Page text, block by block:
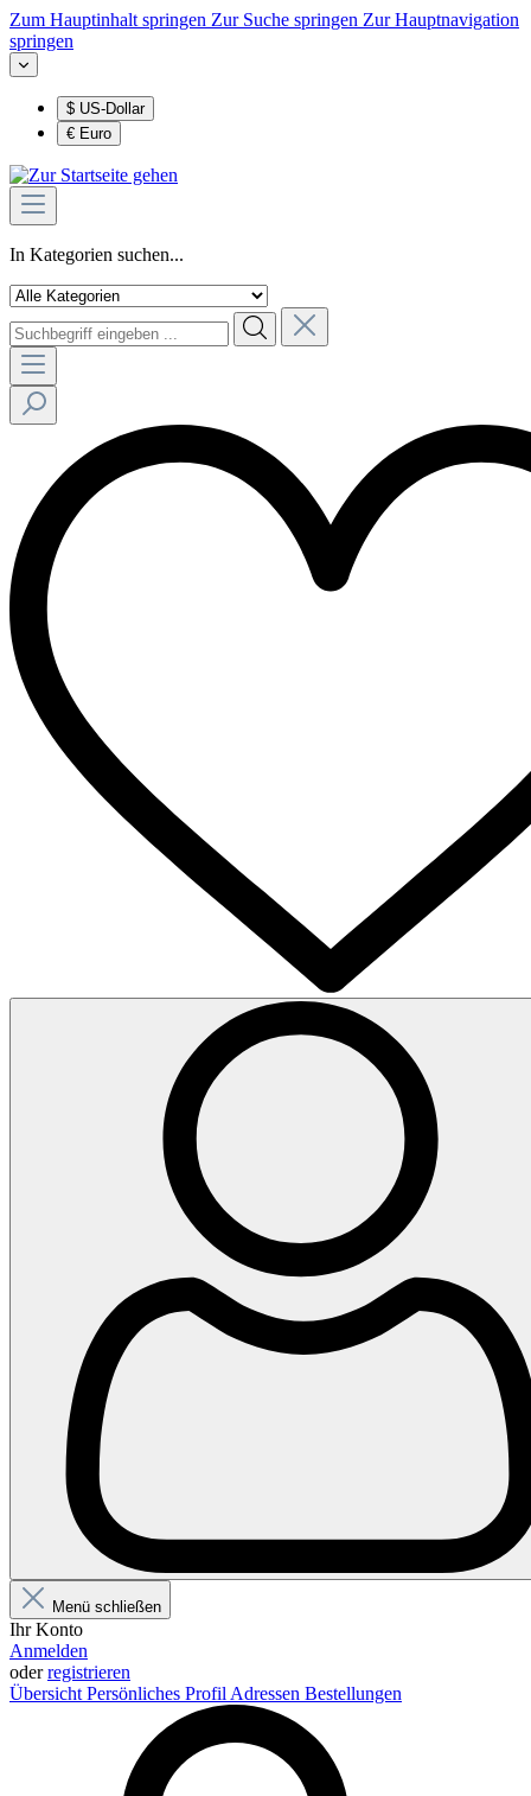
Zum Hauptinhalt springen Zur Suche springen Zur Hauptnavigation
springen
$ US-Dollar
€ Euro
In Kategorien suchen...
Menü schließen
Ihr Konto
Anmelden
oderregistrieren
Übersicht Persönliches Profil Adressen Bestellungen